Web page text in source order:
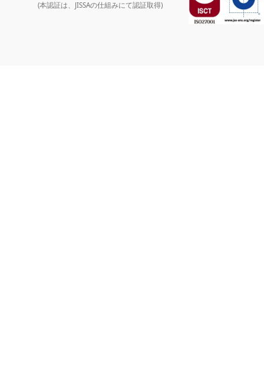
(本認証は、JISSAの仕組みにて認証取得)